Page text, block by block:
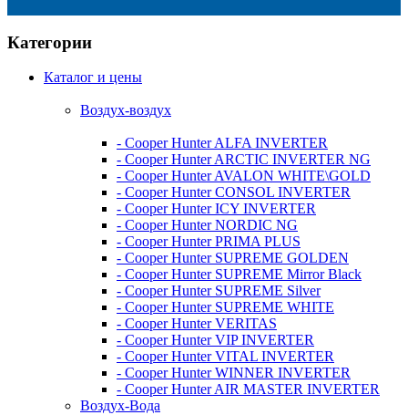
Категории
Каталог и цены
Воздух-воздух
- Cooper Hunter ALFA INVERTER
- Cooper Hunter ARCTIC INVERTER NG
- Cooper Hunter AVALON WHITE\GOLD
- Cooper Hunter CONSOL INVERTER
- Cooper Hunter ICY INVERTER
- Cooper Hunter NORDIC NG
- Cooper Hunter PRIMA PLUS
- Cooper Hunter SUPREME GOLDEN
- Cooper Hunter SUPREME Mirror Black
- Cooper Hunter SUPREME Silver
- Cooper Hunter SUPREME WHITE
- Cooper Hunter VERITAS
- Cooper Hunter VIP INVERTER
- Cooper Hunter VITAL INVERTER
- Cooper Hunter WINNER INVERTER
- Cooper Hunter AIR MASTER INVERTER
Воздух-Вода